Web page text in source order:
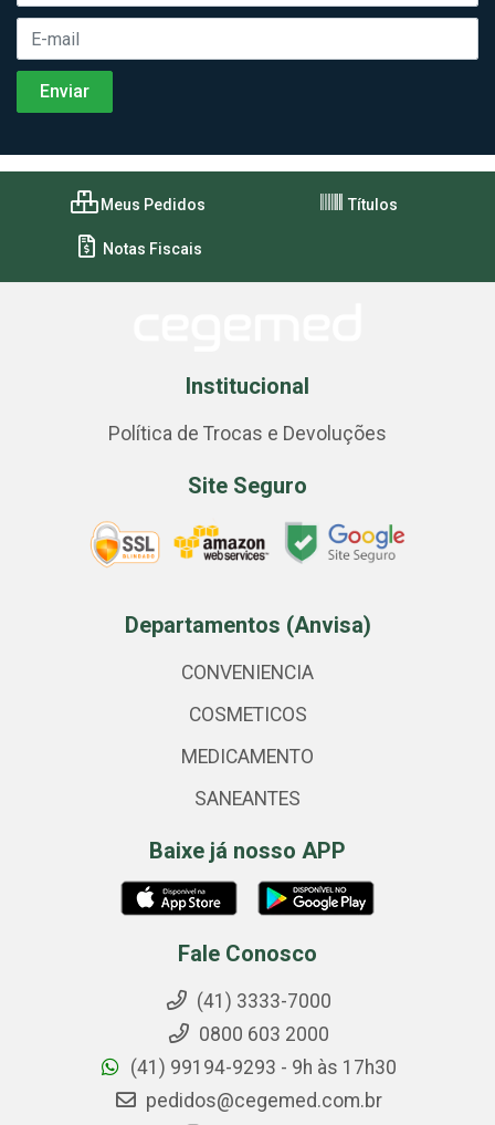
Meus Pedidos Títulos
Notas Fiscais
Institucional
Política de Trocas e Devoluções
Site Seguro
Departamentos (Anvisa)
CONVENIENCIA
COSMETICOS
MEDICAMENTO
SANEANTES
Baixe já nosso APP
Fale Conosco
(41) 3333-7000
0800 603 2000
(41) 99194-9293 - 9h às 17h30
pedidos@cegemed.com.br